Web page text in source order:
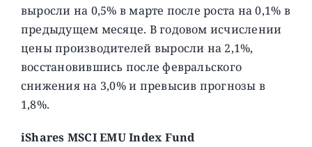
выросли на 0,5% в марте после роста на 0,1% в
предыдущем месяце. В годовом исчислении
цены производителей выросли на 2,1%,
восстановившись после февральского
снижения на 3,0% и превысив прогнозы в
1,8%.
iShares MSCI EMU Index Fund